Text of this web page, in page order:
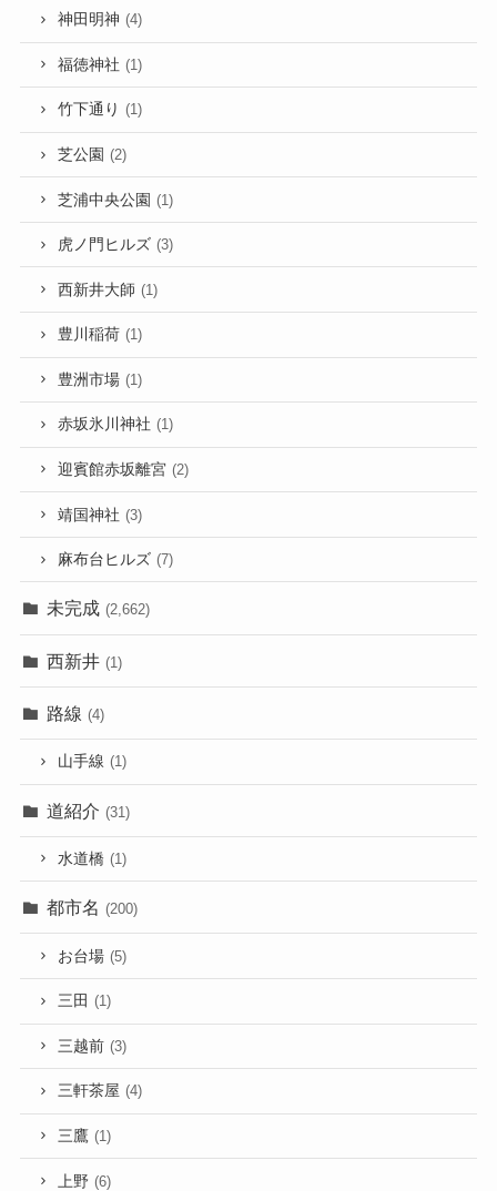
神田明神 (4)
福徳神社 (1)
竹下通り (1)
芝公園 (2)
芝浦中央公園 (1)
虎ノ門ヒルズ (3)
西新井大師 (1)
豊川稲荷 (1)
豊洲市場 (1)
赤坂氷川神社 (1)
迎賓館赤坂離宮 (2)
靖国神社 (3)
麻布台ヒルズ (7)
未完成 (2,662)
西新井 (1)
路線 (4)
山手線 (1)
道紹介 (31)
水道橋 (1)
都市名 (200)
お台場 (5)
三田 (1)
三越前 (3)
三軒茶屋 (4)
三鷹 (1)
上野 (6)